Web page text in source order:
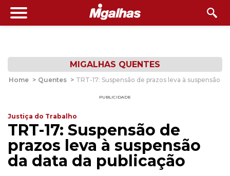
MIGALHAS QUENTES
Home > Quentes > TRT-17: Suspensão de prazos leva à suspensão
PUBLICIDADE
Justiça do Trabalho
TRT-17: Suspensão de
prazos leva à suspensão
da data da publicação